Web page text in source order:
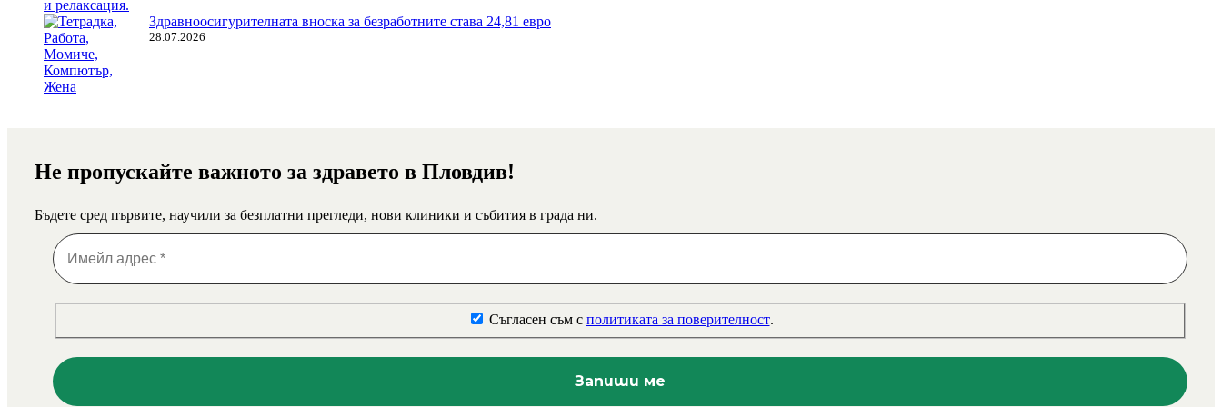
Здравноосигурителната вноска за безработните става 24,81 евро
28.07.2026
Не пропускайте важното за здравето в Пловдив!
Бъдете сред първите, научили за безплатни прегледи, нови клиники и събития в града ни.
Съгласен съм с политиката за поверителност.